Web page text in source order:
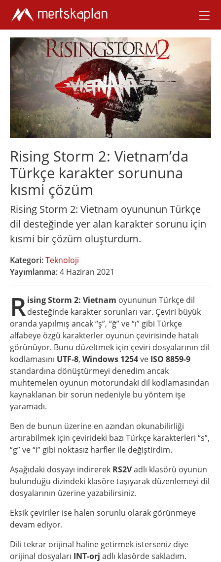
Rising Storm 2: Vietnam’da
Türkçe karakter sorununa
kısmi çözüm
Rising Storm 2: Vietnam oyununun Türkçe
dil desteğinde yer alan karakter sorunu için
kısmi bir çözüm oluşturdum.
Kategori:Teknoloji
Yayımlanma:4 Haziran 2021
Rising Storm 2: Vietnam oyununun Türkçe dil
desteğinde karakter sorunları var. Çeviri büyük
oranda yapılmış ancak “ş”, “ğ” ve “ı” gibi Türkçe
alfabeye özgü karakterler oyunun çevirisinde hatalı
görünüyor. Bunu düzeltmek için çeviri dosyalarının dil
kodlamasını UTF-8, Windows 1254ve ISO 8859-9
standardına dönüştürmeyi denedim ancak
muhtemelen oyunun motorundaki dil kodlamasından
kaynaklanan bir sorun nedeniyle bu yöntem işe
yaramadı.
Ben de bunun üzerine en azından okunabilirliği
artırabilmek için çevirideki bazı Türkçe karakterleri “s”,
“g” ve “i” gibi noktasız harfler ile değiştirdim.
Aşağıdaki dosyayı indirerek RS2Vadlı klasörü oyunun
bulunduğu dizindeki klasöre taşıyarak düzenlemeyi dil
dosyalarının üzerine yazabilirsiniz.
Eksik çeviriler ise halen sorunlu olarak görünmeye
devam ediyor.
Dili tekrar orijinal haline getirmek isterseniz diye
orijinal dosyaları INT-orj adlı klasörde sakladım.